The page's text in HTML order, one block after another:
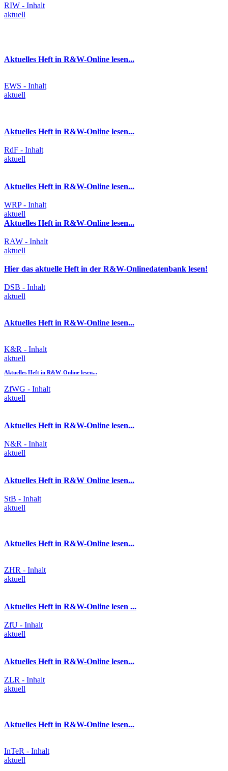
RIW - Inhalt
aktuell
Aktuelles Heft in R&W-Online lesen...
EWS - Inhalt
aktuell
Aktuelles Heft in R&W-Online lesen...
RdF - Inhalt
aktuell
Aktuelles Heft in R&W-Online lesen...
WRP - Inhalt
aktuell
Aktuelles Heft in R&W-Online lesen...
RAW - Inhalt
aktuell
Hier das aktuelle Heft in der R&W-Onlinedatenbank lesen!
DSB - Inhalt
aktuell
Aktuelles Heft in R&W-Online lesen...
K&R - Inhalt
aktuell
Aktuelles Heft in R&W-Online lesen...
ZfWG - Inhalt
aktuell
Aktuelles Heft in R&W-Online lesen...
N&R - Inhalt
aktuell
Aktuelles Heft in R&W Online lesen...
StB - Inhalt
aktuell
Aktuelles Heft in R&W-Online lesen...
ZHR - Inhalt
aktuell
Aktuelles Heft in R&W-Online lesen ...
ZfU - Inhalt
aktuell
Aktuelles Heft in R&W-Online lesen...
ZLR - Inhalt
aktuell
Aktuelles Heft in R&W-Online lesen...
InTeR - Inhalt
aktuell